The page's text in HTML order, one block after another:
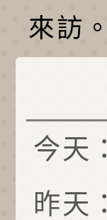
來訪。
今天：
昨天：